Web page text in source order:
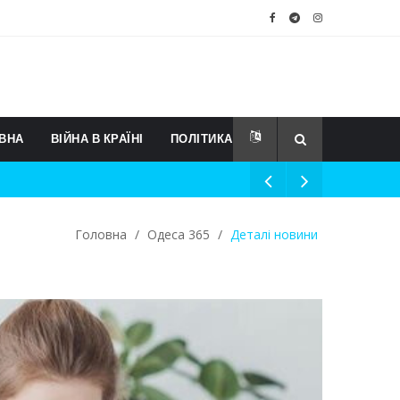
ВІЙНА В КРАЇНІ ПОЛІТИКА
Головна / Одеса 365 / Деталі новини